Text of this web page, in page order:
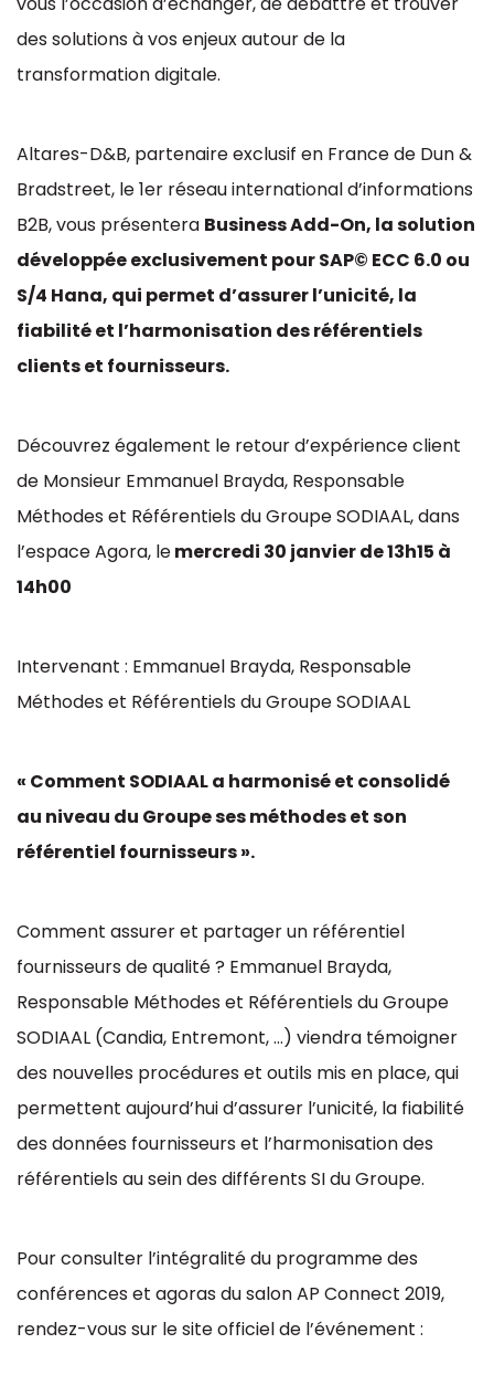
des solutions à vos enjeux autour de la
transformation digitale.
Altares-D&B, partenaire exclusif en France de Dun &
Bradstreet, le 1er réseau international d’informations
B2B, vous présentera Business Add-On, la solution
développée exclusivement pour SAP© ECC 6.0 ou
S/4 Hana, qui permet d’assurer l’unicité, la
fiabilité et l’harmonisation des référentiels
clients et fournisseurs.
Découvrez également le retour d’expérience client
de Monsieur Emmanuel Brayda, Responsable
Méthodes et Référentiels du Groupe SODIAAL, dans
l’espace Agora, lemercredi 30 janvier de 13h15 à
14h00
Intervenant : Emmanuel Brayda, Responsable
Méthodes et Référentiels du Groupe SODIAAL
« Comment SODIAAL a harmonisé et consolidé
au niveau du Groupe ses méthodes et son
référentiel fournisseurs ».
Comment assurer et partager un référentiel
fournisseurs de qualité ? Emmanuel Brayda,
Responsable Méthodes et Référentiels du Groupe
SODIAAL (Candia, Entremont, …) viendra témoigner
des nouvelles procédures et outils mis en place, qui
permettent aujourd’hui d’assurer l’unicité, la fiabilité
des données fournisseurs et l’harmonisation des
référentiels au sein des différents SI du Groupe.
Pour consulter l’intégralité du programme des
conférences et agoras du salon AP Connect 2019,
rendez-vous sur le site officiel de l’événement :